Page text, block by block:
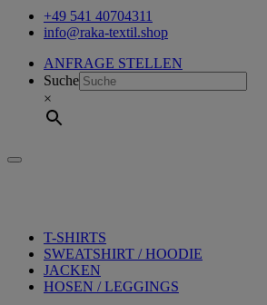
+49 541 40704311
info@raka-textil.shop
ANFRAGE STELLEN
Suche
×
T-SHIRTS
SWEATSHIRT / HOODIE
JACKEN
HOSEN / LEGGINGS